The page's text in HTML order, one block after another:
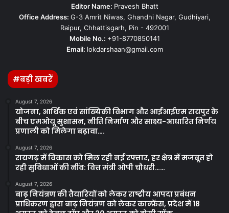
Editor Name: Pravesh Bhatt
Office Address: G-3 Amrit Niwas, Ghandhi Nagar, Gudhiyari,
Raipur, Chhattisgarh, Pin - 492001
Mobile No.: +91-8770850141
Email: lokdarshaan@gmail.com
#बड़ी खबरें
August 7, 2026
योजना, आर्थिक एवं सांख्यिकी विभाग और आईआईएम रायपुर के
बीच एमओयू सुशासन, नीति निर्माण और साक्ष्य-आधारित निर्णय
प्रणाली को मिलेगा बढ़ावा….
August 7, 2026
रायगढ़ में विकास को मिल रही नई रफ्तार, हर क्षेत्र में मजबूत हो
रही सुविधाओं की नींव: वित्त मंत्री ओपी चौधरी……
August 7, 2026
बाढ़ नियंत्रण की तैयारियों को लेकर राष्ट्रीय आपदा प्रबंधन
प्राधिकरण द्वारा बाढ़ नियंत्रण को लेकर कान्फ्रेंस, प्रदेश में 18